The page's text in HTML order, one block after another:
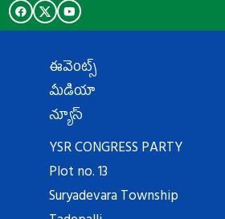
ఈవెంట్స్
మీడియా
న్యూస్
YSR CONGRESS PARTY
Plot no. 13
Suryadevara Township